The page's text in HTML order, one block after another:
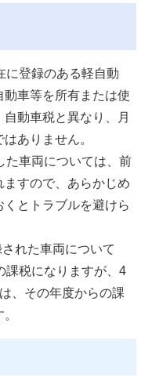
登録のある軽自動
車等を所有または使
動車税と異なり、月
ありません。
車両については、前
すので、あらかじめ
とトラブルを避けら
れた車両について
課税になりますが、4
、その年度からの課